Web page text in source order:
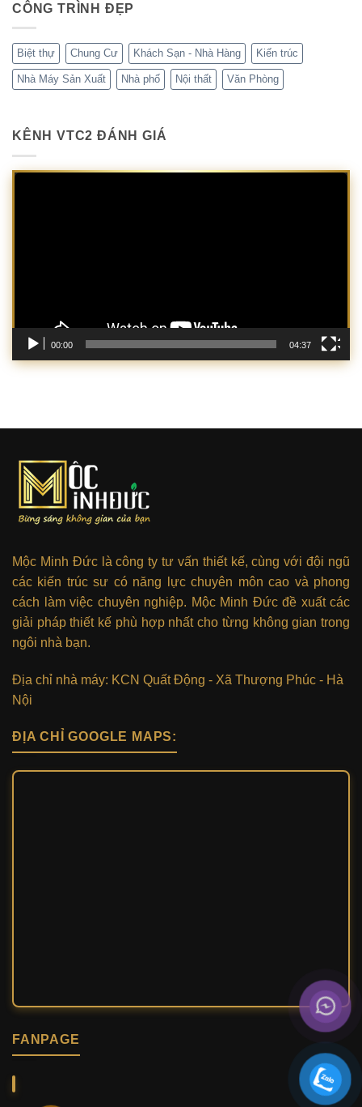
CÔNG TRÌNH ĐẸP
Biệt thự Chung Cư Khách Sạn - Nhà Hàng Kiến trúc
Nhà Máy Sản Xuất Nhà phố Nội thất Văn Phòng
KÊNH VTC2 ĐÁNH GIÁ
Trình
00:00 04:37
Mộc Minh Đức là công ty tư vấn thiết kế, cùng với đội ngũ
các kiến trúc sư có năng lực chuyên môn cao và phong
cách làm việc chuyên nghiệp. Mộc Minh Đức đề xuất các
giải pháp thiết kế phù hợp nhất cho từng không gian trong
ngôi nhà bạn.
Địa chỉ nhà máy: KCN Quất Động - Xã Thượng Phúc - Hà
Nội
ĐỊA CHỈ GOOGLE MAPS:
FANPAGE